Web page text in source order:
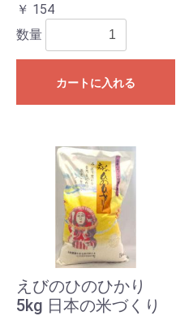
￥ 154
数量
カートに入れる
えびのひのひかり
5kg 日本の米づくり